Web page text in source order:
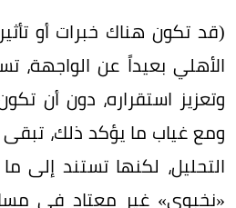
(قد تكون هناك خبرات أو
الأهلي بعيداً عن الواجهة،
وتعزيز استقراره، دون أن
ومع غياب ما يؤكد ذلك،
التحليل، لكنها تستند إلى
«نخبوي» غير معتاد في